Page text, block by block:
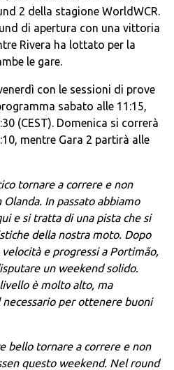
2 della stagione WorldWCR.
di apertura con una vittoria
Rivera ha lottato per la
le gare.
con le sessioni di prove
sabato alle 11:15,
(CEST). Domenica si correrà
mentre Gara 2 partirà alle
tornare a correre e non
In passato abbiamo
e si tratta di una pista che si
della nostra moto. Dopo
e progressi a Portimão,
un weekend solido.
è molto alto, ma
per ottenere buoni
bello tornare a correre e non
questo weekend. Nel round